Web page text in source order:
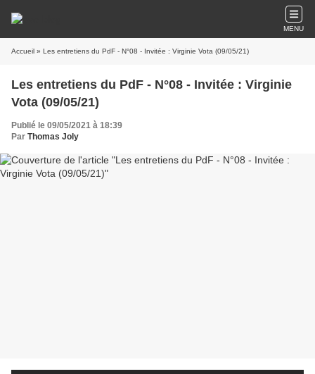
MENU
Accueil » Les entretiens du PdF - N°08 - Invitée : Virginie Vota (09/05/21)
Les entretiens du PdF - N°08 - Invitée : Virginie
Vota (09/05/21)
Publié le 09/05/2021 à 18:39
Par Thomas Joly